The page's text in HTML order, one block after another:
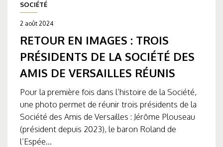
SOCIÉTÉ
2 août 2024
RETOUR EN IMAGES : TROIS
PRÉSIDENTS DE LA SOCIÉTÉ DES
AMIS DE VERSAILLES RÉUNIS
Pour la première fois dans l’histoire de la Société,
une photo permet de réunir trois présidents de la
Société des Amis de Versailles : Jérôme Plouseau
(président depuis 2023), le baron Roland de
l’Espée...